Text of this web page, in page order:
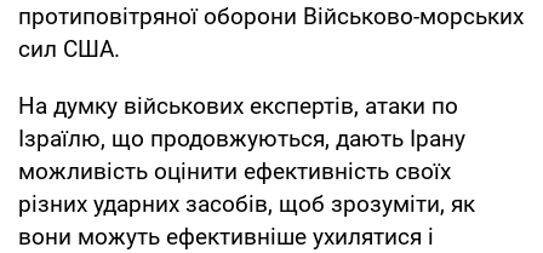
протиповітряної оборони Військово-морських
сил США.
На думку військових експертів, атаки по
Ізраїлю, що продовжуються, дають Ірану
можливість оцінити ефективність своїх
різних ударних засобів, щоб зрозуміти, як
вони можуть ефективніше ухилятися і